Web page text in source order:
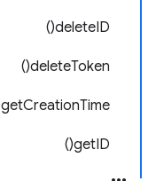
deleteID()
deleteToken()
getCreationTime()
getID()